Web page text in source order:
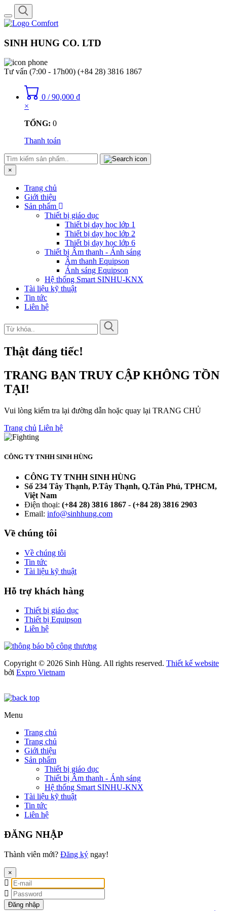
Toggle
navigation
SINH HUNG CO. LTD
Tư vấn (7:00 - 17h00) (+84 28) 3816 1867
0 / 90,000 ₫
×
TỔNG: 0
Thanh toán
×
Trang chủ
Giới thiệu
Sản phẩm
Thiết bị giáo dục
Thiết bị dạy học lớp 1
Thiết bị dạy học lớp 2
Thiết bị dạy học lớp 6
Thiết bị Âm thanh - Ánh sáng
Âm thanh Equipson
Ánh sáng Equipson
Hệ thống Smart SINHU-KNX
Tài liệu kỹ thuật
Tin tức
Liên hệ
Thật đáng tiếc!
TRANG BẠN TRUY CẬP KHÔNG TỒN
TẠI!
Vui lòng kiểm tra lại đường dẫn hoặc quay lại TRANG CHỦ
Trang chủ Liên hệ
CÔNG TY TNHH SINH HÙNG
CÔNG TY TNHH SINH HÙNG
Số 234 Tây Thạnh, P.Tây Thạnh, Q.Tân Phú, TPHCM,
Việt Nam
Điện thoại: (+84 28) 3816 1867 - (+84 28) 3816 2903
Email: info@sinhhung.com
Về chúng tôi
Về chúng tôi
Tin tức
Tài liệu kỹ thuật
Hỗ trợ khách hàng
Thiết bị giáo dục
Thiết bị Equipson
Liên hệ
Copyright © 2026 Sinh Hùng. All rights reserved. Thiết kế website
bởi Expro Vietnam
Menu
Trang chủ
Trang chủ
Giới thiệu
Sản phẩm
Thiết bị giáo dục
Thiết bị Âm thanh - Ánh sáng
Hệ thống Smart SINHU-KNX
Tài liệu kỹ thuật
Tin tức
Liên hệ
ĐĂNG NHẬP
Thành viên mới? Đăng ký ngay!
×
Đăng nhập